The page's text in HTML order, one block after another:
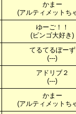
かまー
(アルティメットち
ゆーご！！
(ビンゴ大好き)
てるてるぼーず
(---)
アドリブ２
(---)
かまー
(アルティメットち